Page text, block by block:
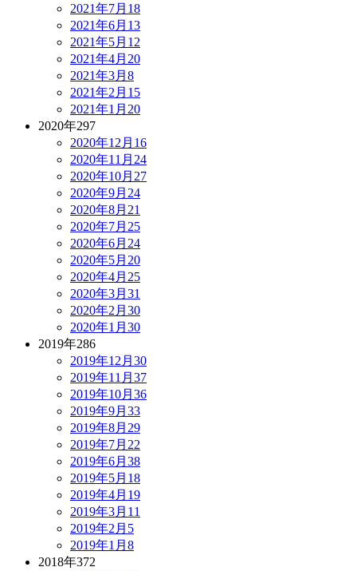
2021年7月 18
2021年6月 13
2021年5月 12
2021年4月 20
2021年3月 8
2021年2月 15
2021年1月 20
2020年297
2020年12月 16
2020年11月 24
2020年10月 27
2020年9月 24
2020年8月 21
2020年7月 25
2020年6月 24
2020年5月 20
2020年4月 25
2020年3月 31
2020年2月 30
2020年1月 30
2019年286
2019年12月 30
2019年11月 37
2019年10月 36
2019年9月 33
2019年8月 29
2019年7月 22
2019年6月 38
2019年5月 18
2019年4月 19
2019年3月 11
2019年2月 5
2019年1月 8
2018年372